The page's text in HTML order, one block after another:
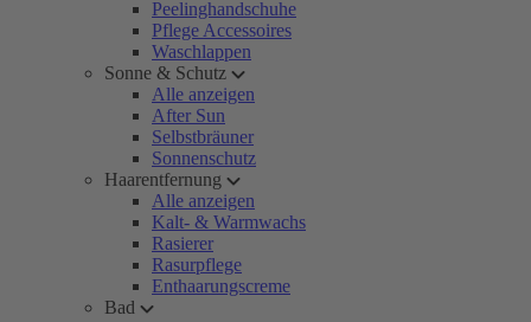
Peelinghandschuhe
Pflege Accessoires
Waschlappen
Sonne & Schutz
Alle anzeigen
After Sun
Selbstbräuner
Sonnenschutz
Haarentfernung
Alle anzeigen
Kalt- & Warmwachs
Rasierer
Rasurpflege
Enthaarungscreme
Bad